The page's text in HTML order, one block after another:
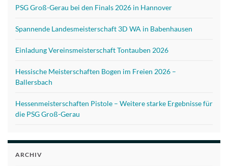
PSG Groß-Gerau bei den Finals 2026 in Hannover
Spannende Landesmeisterschaft 3D WA in Babenhausen
Einladung Vereinsmeisterschaft Tontauben 2026
Hessische Meisterschaften Bogen im Freien 2026 –
Ballersbach
Hessenmeisterschaften Pistole – Weitere starke Ergebnisse für
die PSG Groß-Gerau
ARCHIV